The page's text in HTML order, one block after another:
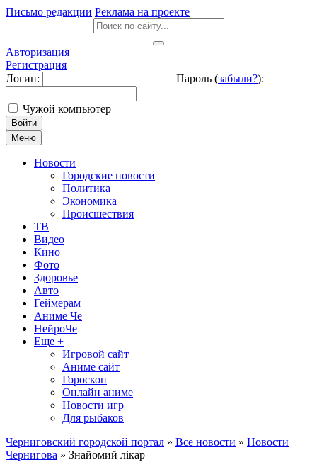
Письмо редакции Реклама на проекте
Авторизация
Регистрация
Логин:
Пароль (забыли?):
Чужой компьютер
Войти
Меню
Новости
Городские новости
Политика
Экономика
Происшествия
ТВ
Видео
Кино
Фото
Здоровье
Авто
Геймерам
Аниме Че
НейроЧе
Еще +
Игровой сайт
Аниме сайт
Гороскоп
Онлайн аниме
Новости игр
Для рыбаков
Черниговский городской портал » Все новости » Новости
Чернигова » Знайомий лікар